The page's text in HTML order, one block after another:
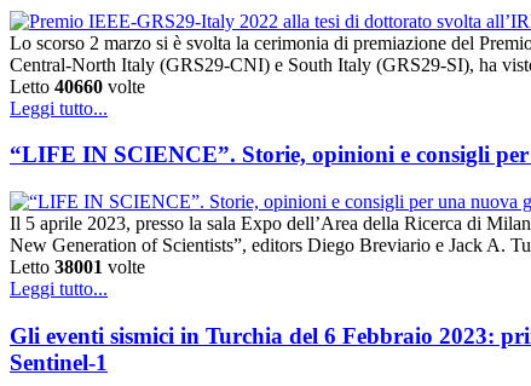
Lo scorso 2 marzo si è svolta la cerimonia di premiazione del
Central-North Italy (GRS29-CNI) e South Italy (GRS29-SI), ha
Letto 40660 volte
Leggi tutto...
“LIFE IN SCIENCE”. Storie, opinioni e consigli per
Il 5 aprile 2023, presso la sala Expo dell’Area della Ricerca di
New Generation of Scientists”, editors Diego Breviario e Jack A.
Letto 38001 volte
Leggi tutto...
Gli eventi sismici in Turchia del 6 Febbraio 2023:
Sentinel-1